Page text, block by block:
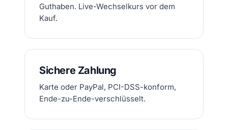
Guthaben. Live-Wechselkurs vor dem
Kauf.
Sichere Zahlung
Karte oder PayPal, PCI-DSS-konform,
Ende-zu-Ende-verschlüsselt.